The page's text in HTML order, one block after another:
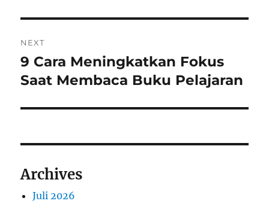
NEXT
Next
post:
9 Cara Meningkatkan Fokus
Saat Membaca Buku Pelajaran
Archives
Juli 2026